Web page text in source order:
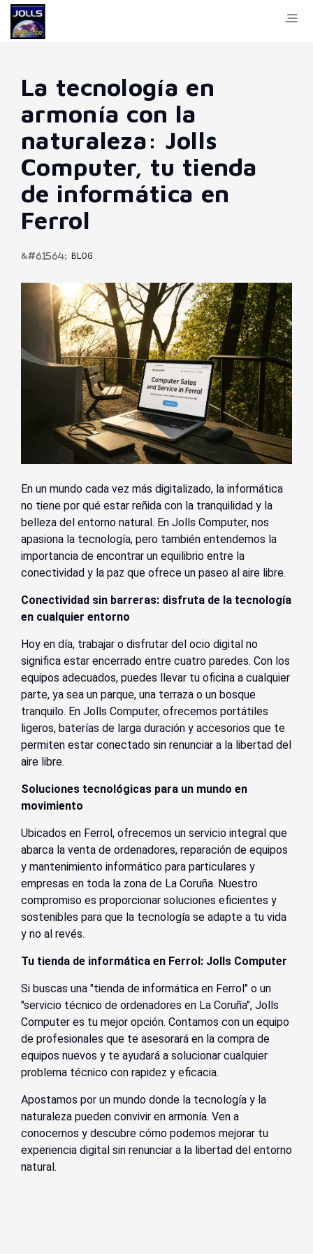
La tecnología en
armonía con la
naturaleza: Jolls
Computer, tu tienda
de informática en
Ferrol
BLOG
En un mundo cada vez más digitalizado, la informática
no tiene por qué estar reñida con la tranquilidad y la
belleza del entorno natural. En Jolls Computer, nos
apasiona la tecnología, pero también entendemos la
importancia de encontrar un equilibrio entre la
conectividad y la paz que ofrece un paseo al aire libre.
Conectividad sin barreras: disfruta de la tecnología
en cualquier entorno
Hoy en día, trabajar o disfrutar del ocio digital no
significa estar encerrado entre cuatro paredes. Con los
equipos adecuados, puedes llevar tu oficina a cualquier
parte, ya sea un parque, una terraza o un bosque
tranquilo. En Jolls Computer, ofrecemos portátiles
ligeros, baterías de larga duración y accesorios que te
permiten estar conectado sin renunciar a la libertad del
aire libre.
Soluciones tecnológicas para un mundo en
movimiento
Ubicados en Ferrol, ofrecemos un servicio integral que
abarca la venta de ordenadores, reparación de equipos
y mantenimiento informático para particulares y
empresas en toda la zona de La Coruña. Nuestro
compromiso es proporcionar soluciones eficientes y
sostenibles para que la tecnología se adapte a tu vida
y no al revés.
Tu tienda de informática en Ferrol: Jolls Computer
Si buscas una "tienda de informática en Ferrol" o un
"servicio técnico de ordenadores en La Coruña", Jolls
Computer es tu mejor opción. Contamos con un equipo
de profesionales que te asesorará en la compra de
equipos nuevos y te ayudará a solucionar cualquier
problema técnico con rapidez y eficacia.
Apostamos por un mundo donde la tecnología y la
naturaleza pueden convivir en armonía. Ven a
conocernos y descubre cómo podemos mejorar tu
experiencia digital sin renunciar a la libertad del entorno
natural.